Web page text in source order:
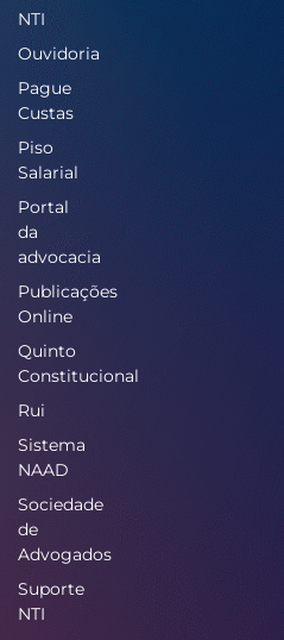
NTI
Ouvidoria
Pague
Custas
Piso
Salarial
Portal
da
advocacia
Publicações
Online
Quinto
Constitucional
Rui
Sistema
NAAD
Sociedade
de
Advogados
Suporte
NTI